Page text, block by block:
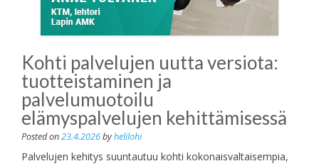
Kohti palvelujen uutta versiota:
tuotteistaminen ja
palvelumuotoilu
elämyspalvelujen kehittämisessä
Posted on23.4.2026byhelilohi
Palvelujen kehitys suuntautuu kohti kokonaisvaltaisempia,